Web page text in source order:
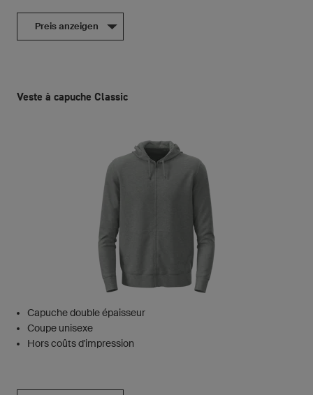
Preis anzeigen
Veste à capuche Classic
Capuche double épaisseur
Coupe unisexe
Hors coûts d'impression